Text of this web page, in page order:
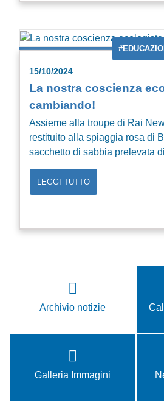
15/10/2024
La nostra coscienza
cambiando!
Assieme alla troupe di Rai
restituito alla spiaggia rosa di
sacchetto di sabbia prelevata
LEGGI TUTTO
Archivio notizie
Galleria Immagini